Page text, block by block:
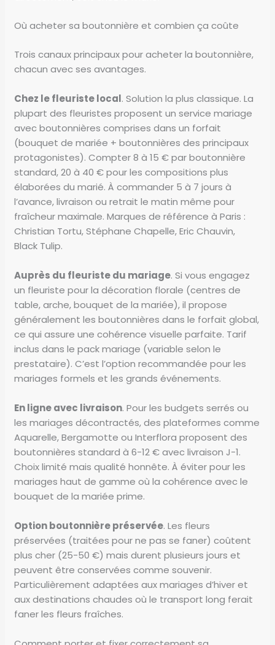
Où acheter sa boutonnière et combien ça coûte
Trois canaux principaux pour acheter la boutonnière,
chacun avec ses avantages.
Chez le fleuriste local. Solution la plus classique. La
plupart des fleuristes proposent un service mariage
avec boutonnières comprises dans un forfait
(bouquet de mariée + boutonnières des principaux
protagonistes). Compter 8 à 15 € par boutonnière
standard, 20 à 40 € pour les compositions plus
élaborées du marié. À commander 5 à 7 jours à
l’avance, livraison ou retrait le matin même pour
fraîcheur maximale. Marques de référence à Paris :
Christian Tortu, Stéphane Chapelle, Eric Chauvin,
Black Tulip.
Auprès du fleuriste du mariage. Si vous engagez
un fleuriste pour la décoration florale (centres de
table, arche, bouquet de la mariée), il propose
généralement les boutonnières dans le forfait global,
ce qui assure une cohérence visuelle parfaite. Tarif
inclus dans le pack mariage (variable selon le
prestataire). C’est l’option recommandée pour les
mariages formels et les grands événements.
En ligne avec livraison. Pour les budgets serrés ou
les mariages décontractés, des plateformes comme
Aquarelle, Bergamotte ou Interflora proposent des
boutonnières standard à 6-12 € avec livraison J-1.
Choix limité mais qualité honnête. À éviter pour les
mariages haut de gamme où la cohérence avec le
bouquet de la mariée prime.
Option boutonnière préservée. Les fleurs
préservées (traitées pour ne pas se faner) coûtent
plus cher (25-50 €) mais durent plusieurs jours et
peuvent être conservées comme souvenir.
Particulièrement adaptées aux mariages d’hiver et
aux destinations chaudes où le transport long ferait
faner les fleurs fraîches.